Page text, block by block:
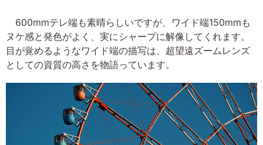
600mmテレ端も素晴らしいですが、ワイド端150mmも
ヌケ感と発色がよく、実にシャープに解像してくれます。
目が覚めるようなワイド端の描写は、超望遠ズームレンズ
としての資質の高さを物語っています。